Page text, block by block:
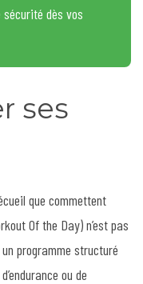
dès vos
ses
que commettent
Of the Day) n’est pas
un programme structuré
ou de